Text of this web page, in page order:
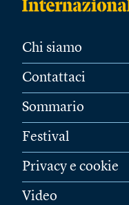
Chi siamo
Contattaci
Sommario
Festival
Privacy e cookie
Video